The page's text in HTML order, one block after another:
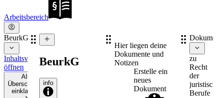
Arbeitsbereich
BeurkG
Inhaltsverzeichnis
öffnen
Alle
Überschriften
einklappen
BeurkG
info
Hier liegen deine
Dokumente und
Notizen
Erstelle ein
neues
Dokument
zu
Recht
der
Berufe